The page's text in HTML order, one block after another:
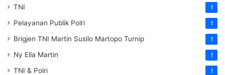
TNI 1
Pelayanan Publik Polri 1
Brigjen TNI Martin Susilo Martopo Turnip 1
Ny Ella Martin 1
TNI & Polri 1